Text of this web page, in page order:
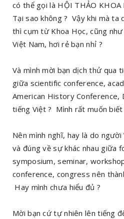
có thể gọi là HỘI THẢO KHOA
Tại sao không ? Vậy khi mà ta
thì cụm từ Khoa Học, cũng
Việt Nam, hơi rẻ bạn nhỉ ?
Và mình mời bạn dịch thử qua
giữa scientific conference,
American History Conference,
tiếng Việt ? Mình rất muốn
Nên mình nghĩ, hay là do
và đúng về sự khác nhau giữa
symposium, seminar,
conference, congress nên
Hay mình chưa hiểu đủ ?
Mời bạn cứ tự nhiên lên tiếng